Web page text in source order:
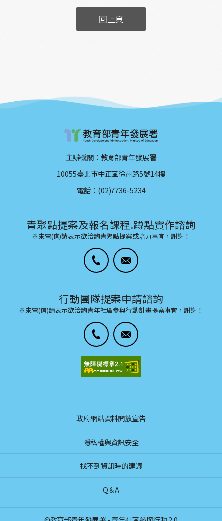
原味 #奇老 現身說法等，過程中才發現，從小
就出外打拼，是大角人們的常態，有些在青壯
回上頁
主辦機關：教育部青年發展署
10055臺北市中正區徐州路5號14樓
電話：(02)7736-5234
青聚點提案及報名課程.蹲點實作諮詢
※來電(信)請表示欲洽詢青聚點提案或培力事宜，謝謝！
行動團隊提案申請諮詢
※來電(信)請表示欲洽詢青年社區參與行動計畫提案事宜，謝謝！
政府網站資料開放宣告
隱私權與資訊安全
找不到資訊時的建議
Q＆A